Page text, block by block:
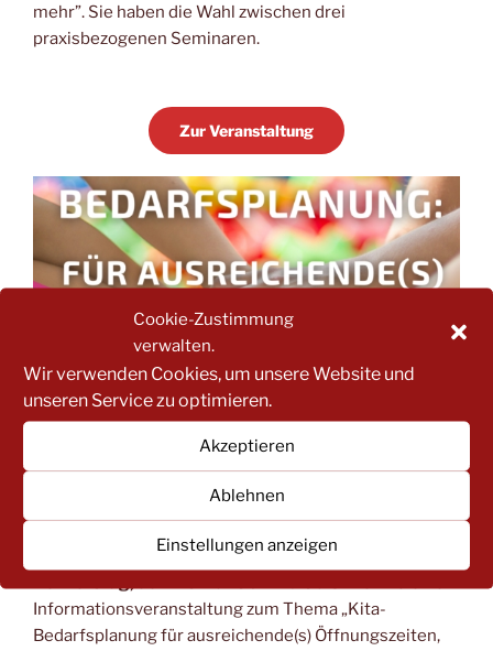
Cookie-Zustimmung
verwalten.
Wir verwenden Cookies, um unsere Website und
unseren Service zu optimieren.
Akzeptieren
Ablehnen
Einstellungen anzeigen
mehr”. Sie haben die Wahl zwischen drei
praxisbezogenen Seminaren.
Zur Veranstaltung
BEDARFSPLANUNG: FÜR AUSREICHENDE(S)
ÖFFNUNGSZEITEN! PERSONAL! PLÄTZE!
Der Stadtelternausschuss Ludwigshafen lädt am
Informationsveranstaltung zum Thema „Kita-
Bedarfsplanung für ausreichende(s) Öffnungszeiten,